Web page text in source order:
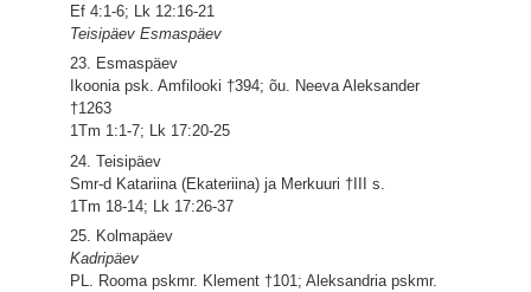
Ef 4:1-6; Lk 12:16-21
Teisipäev Esmaspäev
23. Esmaspäev
Ikoonia psk. Amfilooki †394; õu. Neeva Aleksander
†1263
1Tm 1:1-7; Lk 17:20-25
24. Teisipäev
Smr-d Katariina (Ekateriina) ja Merkuuri †III s.
1Tm 18-14; Lk 17:26-37
25. Kolmapäev
Kadripäev
PL. Rooma pskmr. Klement †101; Aleksandria pskmr.